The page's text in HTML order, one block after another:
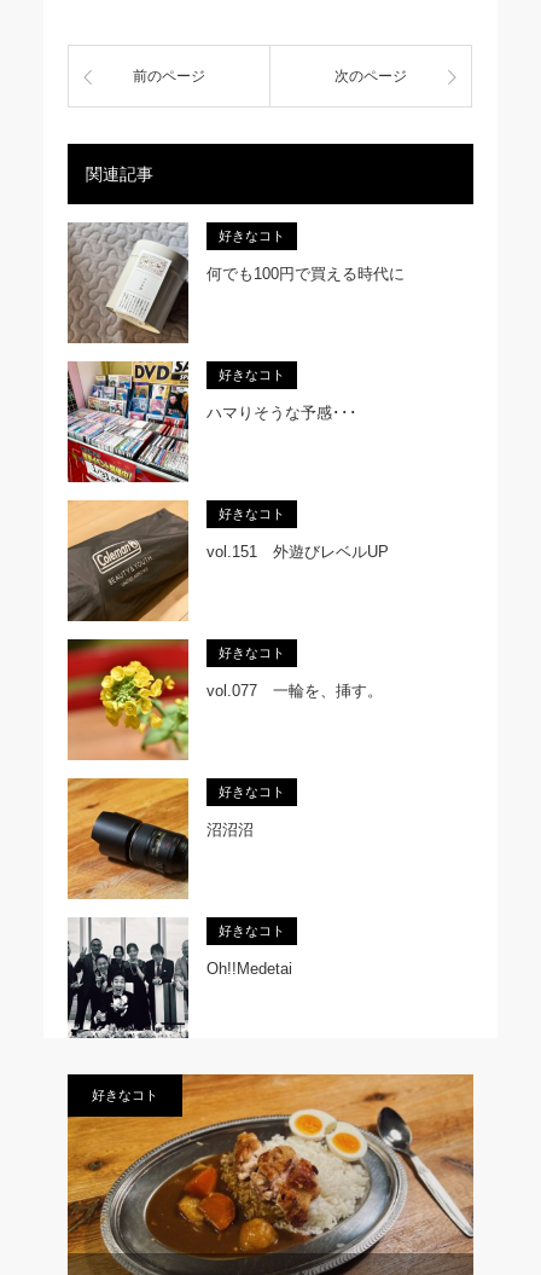
前のページ 次のページ
関連記事
好きなコト
何でも100円で買える時代に
好きなコト
ハマりそうな予感･･･
好きなコト
vol.151 外遊びレベルUP
好きなコト
vol.077 一輪を、挿す。
好きなコト
沼沼沼
好きなコト
Oh!!Medetai
好きなコト